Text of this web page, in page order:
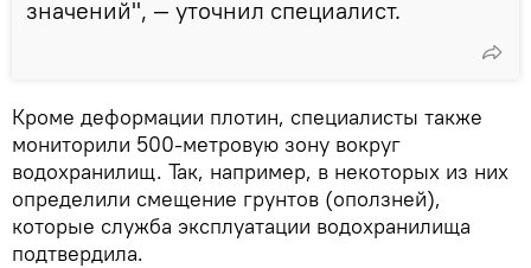
значений", — уточнил специалист.
Кроме деформации плотин, специалисты также
мониторили 500-метровую зону вокруг
водохранилищ. Так, например, в некоторых из них
определили смещение грунтов (оползней),
которые служба эксплуатации водохранилища
подтвердила.